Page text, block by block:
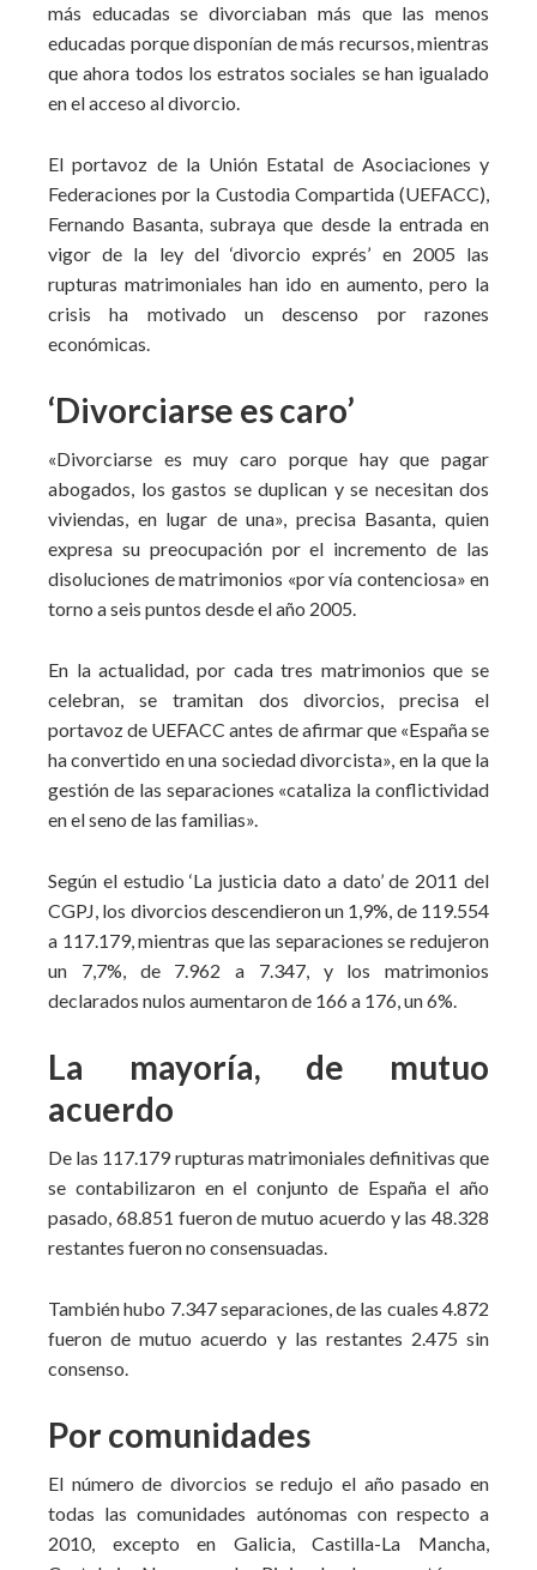
más educadas se divorciaban más que las menos
educadas porque disponían de más recursos, mientras
que ahora todos los estratos sociales se han igualado
en el acceso al divorcio.
El portavoz de la Unión Estatal de Asociaciones y
Federaciones por la Custodia Compartida (UEFACC),
Fernando Basanta, subraya que desde la entrada en
vigor de la ley del ‘divorcio exprés’ en 2005 las
rupturas matrimoniales han ido en aumento, pero la
crisis ha motivado un descenso por razones
económicas.
‘Divorciarse es caro’
«Divorciarse es muy caro porque hay que pagar
abogados, los gastos se duplican y se necesitan dos
viviendas, en lugar de una», precisa Basanta, quien
expresa su preocupación por el incremento de las
disoluciones de matrimonios «por vía contenciosa» en
torno a seis puntos desde el año 2005.
En la actualidad, por cada tres matrimonios que se
celebran, se tramitan dos divorcios, precisa el
portavoz de UEFACC antes de afirmar que «España se
ha convertido en una sociedad divorcista», en la que la
gestión de las separaciones «cataliza la conflictividad
en el seno de las familias».
Según el estudio ‘La justicia dato a dato’ de 2011 del
CGPJ, los divorcios descendieron un 1,9%, de 119.554
a 117.179, mientras que las separaciones se redujeron
un 7,7%, de 7.962 a 7.347, y los matrimonios
declarados nulos aumentaron de 166 a 176, un 6%.
La mayoría, de mutuo
acuerdo
De las 117.179 rupturas matrimoniales definitivas que
se contabilizaron en el conjunto de España el año
pasado, 68.851 fueron de mutuo acuerdo y las 48.328
restantes fueron no consensuadas.
También hubo 7.347 separaciones, de las cuales 4.872
fueron de mutuo acuerdo y las restantes 2.475 sin
consenso.
Por comunidades
El número de divorcios se redujo el año pasado en
todas las comunidades autónomas con respecto a
2010, excepto en Galicia, Castilla-La Mancha,